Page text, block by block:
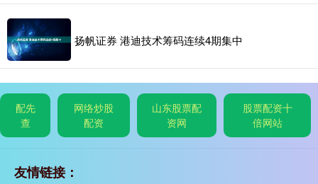
扬帆证券 港迪技术筹码连续4期集中
配先
查
网络炒股
配资
山东股票配
资网
股票配资十
倍网站
友情链接：